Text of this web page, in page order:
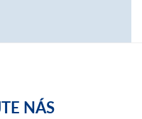
NÁS